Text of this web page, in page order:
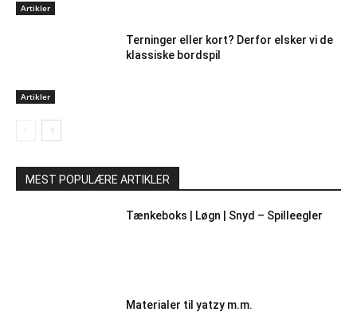
Artikler
Artikler
Terninger eller kort? Derfor elsker vi de
klassiske bordspil
MEST POPULÆRE ARTIKLER
Tænkeboks | Løgn | Snyd – Spilleegler
Materialer til yatzy m.m.